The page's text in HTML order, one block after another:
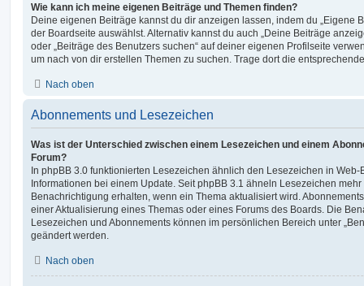
Wie kann ich meine eigenen Beiträge und Themen finden?
Deine eigenen Beiträge kannst du dir anzeigen lassen, indem du „Eigene
der Boardseite auswählst. Alternativ kannst du auch „Deine Beiträge
oder „Beiträge des Benutzers suchen“ auf deiner eigenen Profilseite
um nach von dir erstellen Themen zu suchen. Trage dort die
Nach oben
Abonnements und Lesezeichen
Was ist der Unterschied zwischen einem Lesezeichen und einem
Forum?
In phpBB 3.0 funktionierten Lesezeichen ähnlich den Lesezeichen in
Informationen bei einem Update. Seit phpBB 3.1 ähneln Lesezeichen
Benachrichtigung erhalten, wenn ein Thema aktualisiert wird.
einer Aktualisierung eines Themas oder eines Forums des Boards. Die
Lesezeichen und Abonnements können im persönlichen Bereich unter
geändert werden.
Nach oben